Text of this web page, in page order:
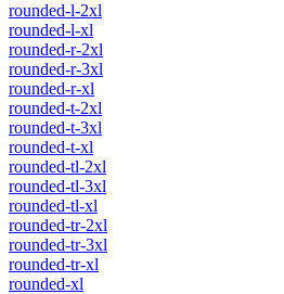
rounded-l-2xl
rounded-l-xl
rounded-r-2xl
rounded-r-3xl
rounded-r-xl
rounded-t-2xl
rounded-t-3xl
rounded-t-xl
rounded-tl-2xl
rounded-tl-3xl
rounded-tl-xl
rounded-tr-2xl
rounded-tr-3xl
rounded-tr-xl
rounded-xl